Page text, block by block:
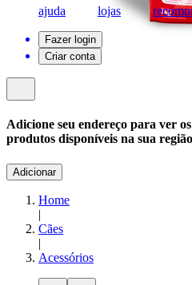
ajuda lojas
Fazer login
Criar conta
Adicione seu endereço para ver os
produtos disponíveis na sua
Adicionar
Home
|
Cães
|
Acessórios